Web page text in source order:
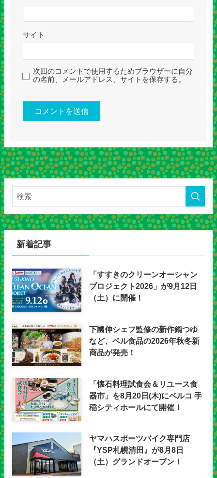
サイト
次回のコメントで使用するためブラウザーに自分
の名前、メールアドレス、サイトを保存する。
新着記事
「すすきのクリーンオーシャン
プロジェクト2026」が9月12日
（土）に開催！
下國伸シェフ監修の新作鍋つゆ
など、ベル食品の2026年秋冬新
商品が発売！
「懐石料理試食会＆リユース食
器市」を8月20日(木)にベルコ 手
稲シティホールにて開催！
ヤマハスポーツバイク専門店
『YSP札幌清田』が8月8日
（土）グランドオープン！